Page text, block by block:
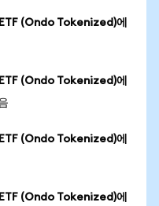
(Ondo Tokenized)에
(Ondo Tokenized)에
(Ondo Tokenized)에
(Ondo Tokenized)에